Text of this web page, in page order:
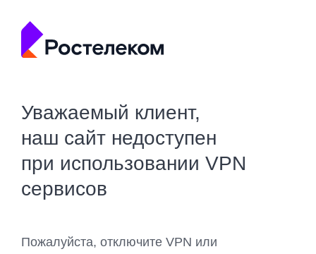
Уважаемый клиент,
наш сайт недоступен
при использовании VPN
сервисов
Пожалуйста, отключите VPN или